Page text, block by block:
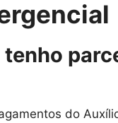
tenho
do